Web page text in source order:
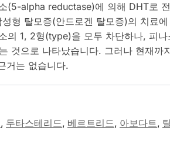
(5-alpha reductase)에 의해 DHT로
형 탈모증(안드로겐 탈모증)의 치료
1, 2형(type)을 모두 차단하나, 피
것으로 나타났습니다. 그러나 현재까
거는 없습니다.
, 두타스테리드, 베르트리드, 아보다트,